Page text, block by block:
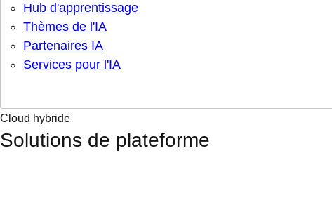
Hub d'apprentissage
Thèmes de l'IA
Partenaires IA
Services pour l'IA
Cloud hybride
Solutions de plateforme